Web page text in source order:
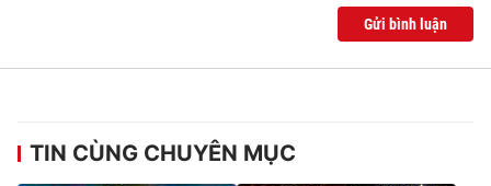
Gửi bình luận
TIN CÙNG CHUYÊN MỤC